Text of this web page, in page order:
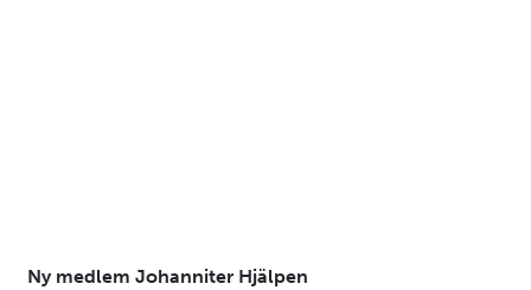
Ny medlem Johanniter Hjälpen